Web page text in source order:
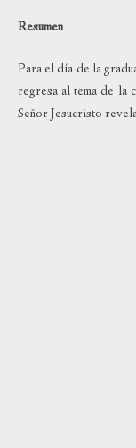
Resumen
Para el día de la
regresa al tema de la
Señor Jesucristo